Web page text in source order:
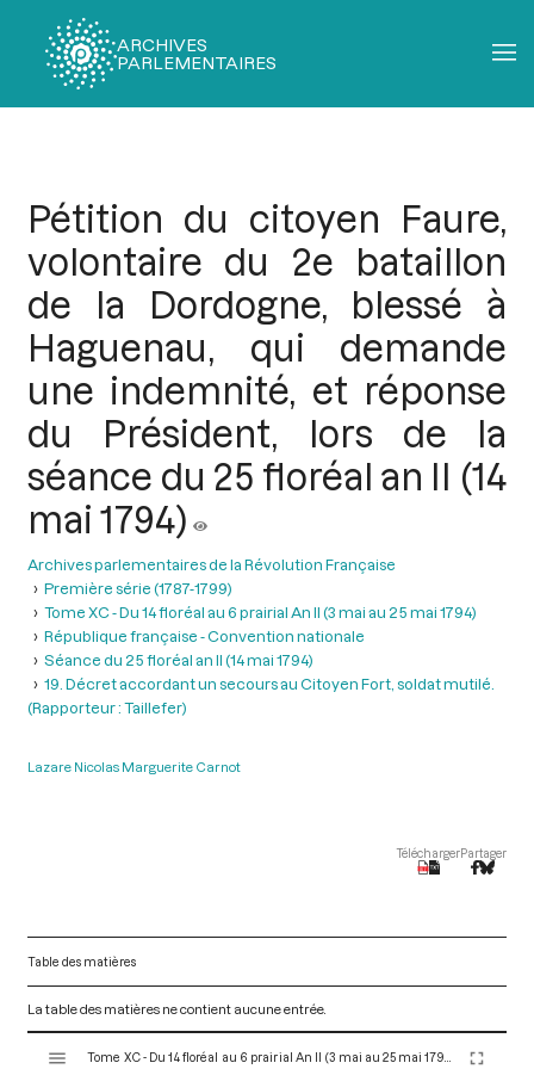
ARCHIVES
PARLEMENTAIRES
Pétition du citoyen Faure,
volontaire du 2e bataillon
de la Dordogne, blessé à
Haguenau, qui demande
une indemnité, et réponse
du Président, lors de la
séance du 25 floréal an II (14
mai 1794)
Archives parlementaires de la Révolution Française
Première série (1787-1799)
Tome XC - Du 14 floréal au 6 prairial An II (3 mai au 25 mai 1794)
République française - Convention nationale
Séance du 25 floréal an II (14 mai 1794)
19. Décret accordant un secours au Citoyen Fort, soldat mutilé.
(Rapporteur : Taillefer)
Lazare Nicolas Marguerite Carnot
TéléchargerPartager
Table des matières
La table des matières ne contient aucune entrée.